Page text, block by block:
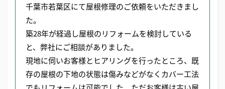
千葉市若葉区にて屋根修理のご依頼をいただきまし
た。
築28年が経過し屋根のリフォームを検討している
と、弊社にご相談がありました。
現地に伺いお客様とヒアリングを行ったところ、既
存の屋根の下地の状態は傷みなどがなくカバー工法